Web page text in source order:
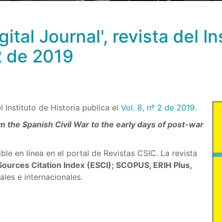
Journal', revista del
de 2019
Instituto de Historia publica el Vol. 8, nº 2 de 2019.
the Spanish Civil War to the early days of post-war
en línea en el portal de Revistas CSIC. La revista
Citation Index (ESCI); SCOPUS, ERIH Plus,
e internacionales.